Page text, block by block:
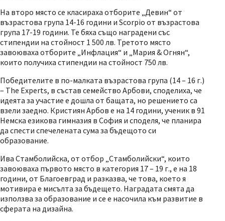
На второ място се класираха отборите „Девин“ от
възрастова група 14-16 години и Scorpio от възрастова
група 17-19 години. Те бяха също наградени със
стипендии на стойност 1 500 лв. Третото място
завоюваха отборите „Инфлация“ и „Мария & Огнян“,
които получиха стипендии на стойност 750 лв.
Победителите в по-малката възрастова група (14 – 16 г.)
– The Experts, в състав семейство Арбови, споделиха, че
идеята за участие е дошла от бащата, но решението са
взели заедно. Кристиян Арбов е на 14 години, ученик в 91
Немска езикова гимназия в София и споделя, че планира
да спести спечелената сума за бъдещото си
образование.
Ива Стамболийска, от отбор „Стамболийски“, които
завоюваха първото място в категория 17 – 19 г., е на 18
години, от Благоевград и разказва, че това, което я
мотивира е мисълта за бъдещето. Наградата смята да
използва за образование и се е насочила към развитие в
сферата на дизайна.